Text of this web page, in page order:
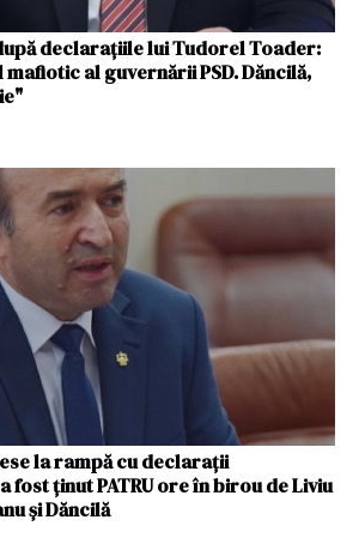
declaraţiile lui Tudorel Toader:
al guvernării PSD. Dăncilă,
la rampă cu declarații
a fost ţinut PATRU ore în birou de Liviu
şi Dăncilă